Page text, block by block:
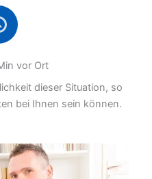
vor Ort
dieser Situation, so
bei Ihnen sein können.